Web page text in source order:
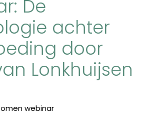
De
achter
door
Lonkhuijsen
webinar